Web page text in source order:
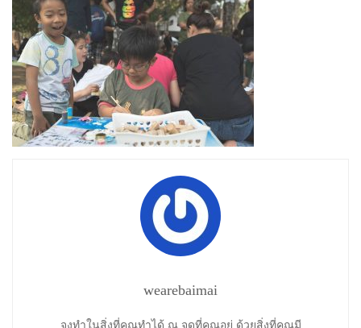
wearebaimai
จงทำในสิ่งที่คุณทำได้ ณ จุดที่คุณอยู่ ด้วยสิ่งที่คุณมี